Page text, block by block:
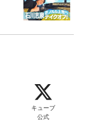
キューブ
公式